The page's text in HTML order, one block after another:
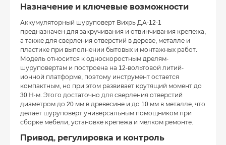
Назначение и ключевые возможности
Аккумуляторный шуруповерт Вихрь ДА-12-1
предназначен для закручивания и отвинчивания крепежа,
а также для сверления отверстий в дереве, металле и
пластике при выполнении бытовых и монтажных работ.
Модель относится к односкоростным дрелям-
шуруповертам и построена на 12-вольтовой литий-
ионной платформе, поэтому инструмент остается
компактным, но при этом развивает крутящий момент до
30 Н·м. Этого достаточно для сверления отверстий
диаметром до 20 мм в древесине и до 10 мм в металле, что
делает шуруповерт универсальным помощником при
сборке мебели, установке крепежа и мелком ремонте.
Привод, регулировка и контроль